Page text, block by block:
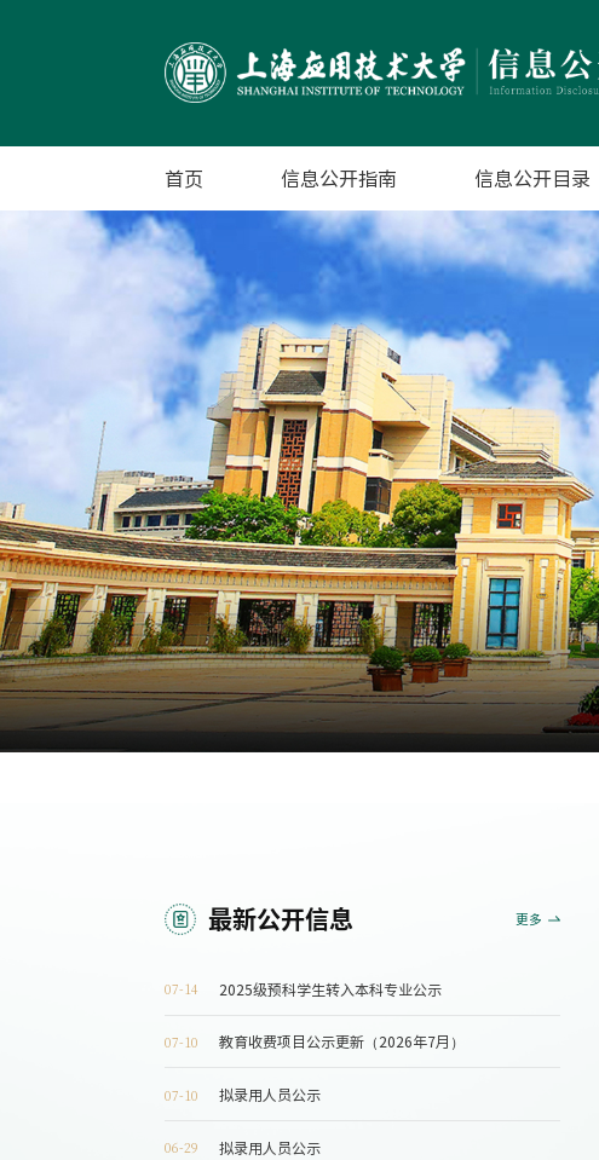
首页 信息公开指南 信息公开目录
最新公开信息 更多
07-14 2025级预科学生转入本科专业公示
07-10 教育收费项目公示更新（2026年7月）
07-10 拟录用人员公示
06-29 拟录用人员公示